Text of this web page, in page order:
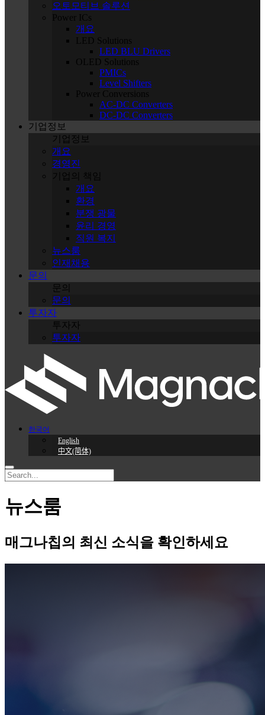
오토모티브 솔루션
Power ICs
개요
LED Solutions
LED BLU Drivers
OLED Solutions
PMICs
Level Shifters
Power Conversions
AC-DC Converters
DC-DC Converters
기업정보
기업정보
개요
경영진
기업의 책임
개요
환경
분쟁 광물
윤리 경영
직원 복지
뉴스룸
인재채용
문의
문의
문의
투자자
투자자
투자자
한국어
English
中文(简体)
뉴스룸
매그나칩의 최신 소식을 확인하세요